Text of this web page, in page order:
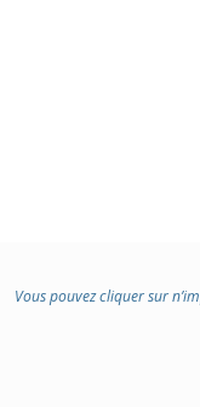
Vous pouvez cliquer sur